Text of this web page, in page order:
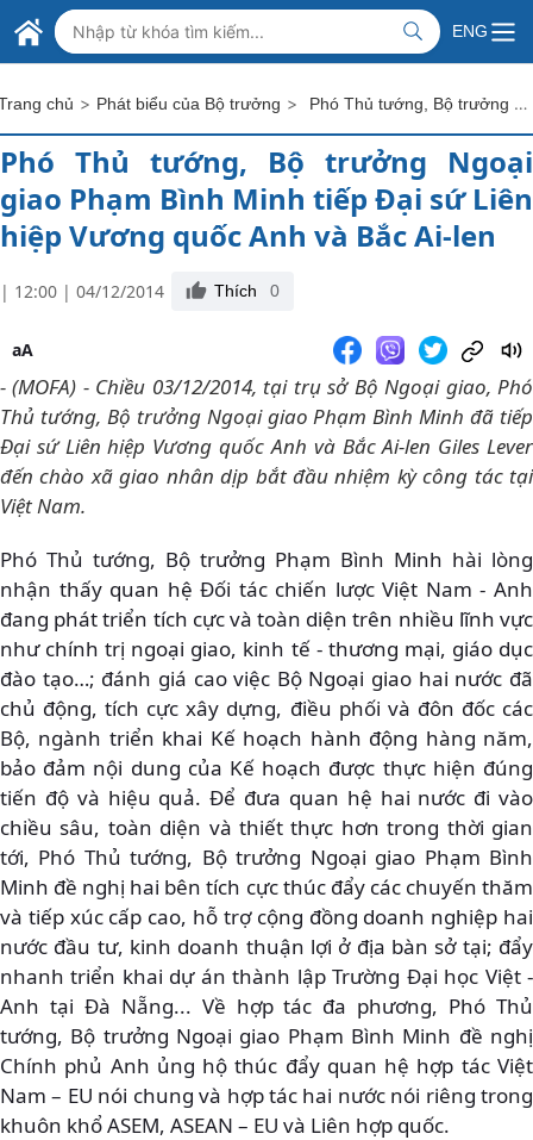
Skip to Main Content
BỘ NGOẠI GIAO VIỆT NAM
MINISTRY OF FOREIGN AFFAIRS
ENG
chủ > Phát biểu của Bộ trưởng > Phó Thủ tướng, Bộ trưởng Ngoại giao Phạm Bình Minh tiếp Đại sứ Liên hiệp Vương quốc Anh và Bắc Ai-len
Phó Thủ tướng, Bộ trưởng Ngoại
giao Phạm Bình Minh tiếp Đại sứ Liên
hiệp Vương quốc Anh và Bắc Ai-len
| 12:00 | 04/12/2014 Thích 0
aA
- (MOFA) - Chiều 03/12/2014, tại trụ sở Bộ Ngoại giao, Phó
Thủ tướng, Bộ trưởng Ngoại giao Phạm Bình Minh đã tiếp
Đại sứ Liên hiệp Vương quốc Anh và Bắc Ai-len Giles Lever
đến chào xã giao nhân dịp bắt đầu nhiệm kỳ công tác tại
Việt Nam.
Phó Thủ tướng, Bộ trưởng Phạm Bình Minh hài lòng
nhận thấy quan hệ Đối tác chiến lược Việt Nam - Anh
đang phát triển tích cực và toàn diện trên nhiều lĩnh vực
như chính trị ngoại giao, kinh tế - thương mại, giáo dục
đào tạo…; đánh giá cao việc Bộ Ngoại giao hai nước đã
chủ động, tích cực xây dựng, điều phối và đôn đốc các
Bộ, ngành triển khai Kế hoạch hành động hàng năm,
bảo đảm nội dung của Kế hoạch được thực hiện đúng
tiến độ và hiệu quả. Để đưa quan hệ hai nước đi vào
chiều sâu, toàn diện và thiết thực hơn trong thời gian
tới, Phó Thủ tướng, Bộ trưởng Ngoại giao Phạm Bình
Minh đề nghị hai bên tích cực thúc đẩy các chuyến thăm
và tiếp xúc cấp cao, hỗ trợ cộng đồng doanh nghiệp hai
nước đầu tư, kinh doanh thuận lợi ở địa bàn sở tại; đẩy
nhanh triển khai dự án thành lập Trường Đại học Việt -
Anh tại Đà Nẵng... Về hợp tác đa phương, Phó Thủ
tướng, Bộ trưởng Ngoại giao Phạm Bình Minh đề nghị
Chính phủ Anh ủng hộ thúc đẩy quan hệ hợp tác Việt
Nam – EU nói chung và hợp tác hai nước nói riêng trong
khuôn khổ ASEM, ASEAN – EU và Liên hợp quốc.